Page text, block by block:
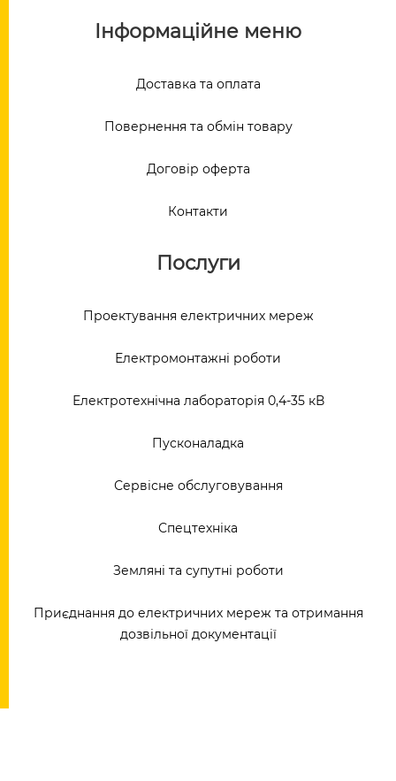
Інформаційне меню
Доставка та оплата
Повернення та обмін товару
Договір оферта
Контакти
Послуги
Проектування електричних мереж
Електромонтажні роботи
Електротехнічна лабораторія 0,4-35 кВ
Пусконаладка
Сервісне обслуговування
Спецтехніка
Земляні та супутні роботи
Приєднання до електричних мереж та отримання
дозвільної документації